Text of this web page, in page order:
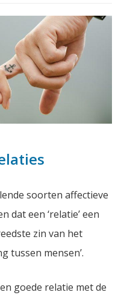
soorten affectieve
dat een ‘relatie’ een
zin van het
tussen mensen’.
goede relatie met de